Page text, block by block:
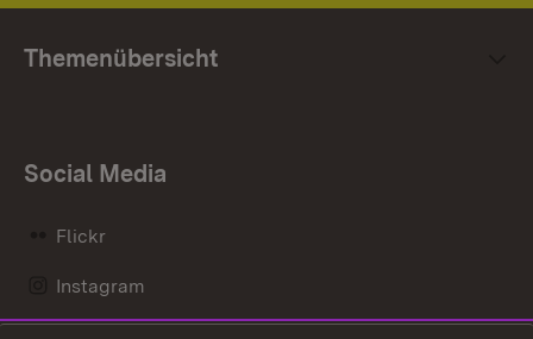
Themenübersicht
Social Media
Flickr
Instagram